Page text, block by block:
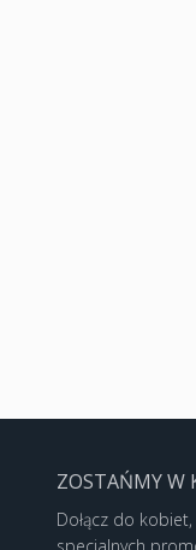
ZOSTAŃMY W
Dołącz do